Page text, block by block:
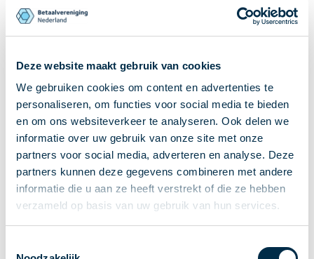
Deze website maakt gebruik van cookies
We gebruiken cookies om content en advertenties te
personaliseren, om functies voor social media te bieden
en om ons websiteverkeer te analyseren. Ook delen we
informatie over uw gebruik van onze site met onze
partners voor social media, adverteren en analyse. Deze
partners kunnen deze gegevens combineren met andere
informatie die u aan ze heeft verstrekt of die ze hebben
verzameld op basis van uw gebruik van hun services.
Ontvangen van betalingen
Onderling betalen
Bijzondere rekeningen en diensten
Standaarden in het betalingsverkeer
Feiten & Cijfers
Nieuws
Betaaljournaal
Publicaties
Jaarverslag
Roadmap